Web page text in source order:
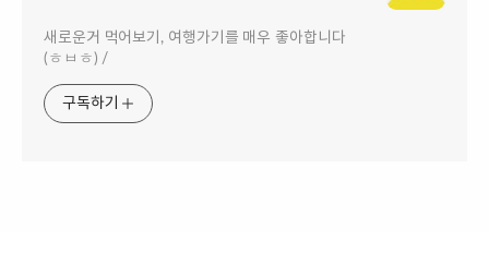
새로운거 먹어보기, 여행가기를 매우 좋아합니다
(ㅎㅂㅎ) /
구독하기